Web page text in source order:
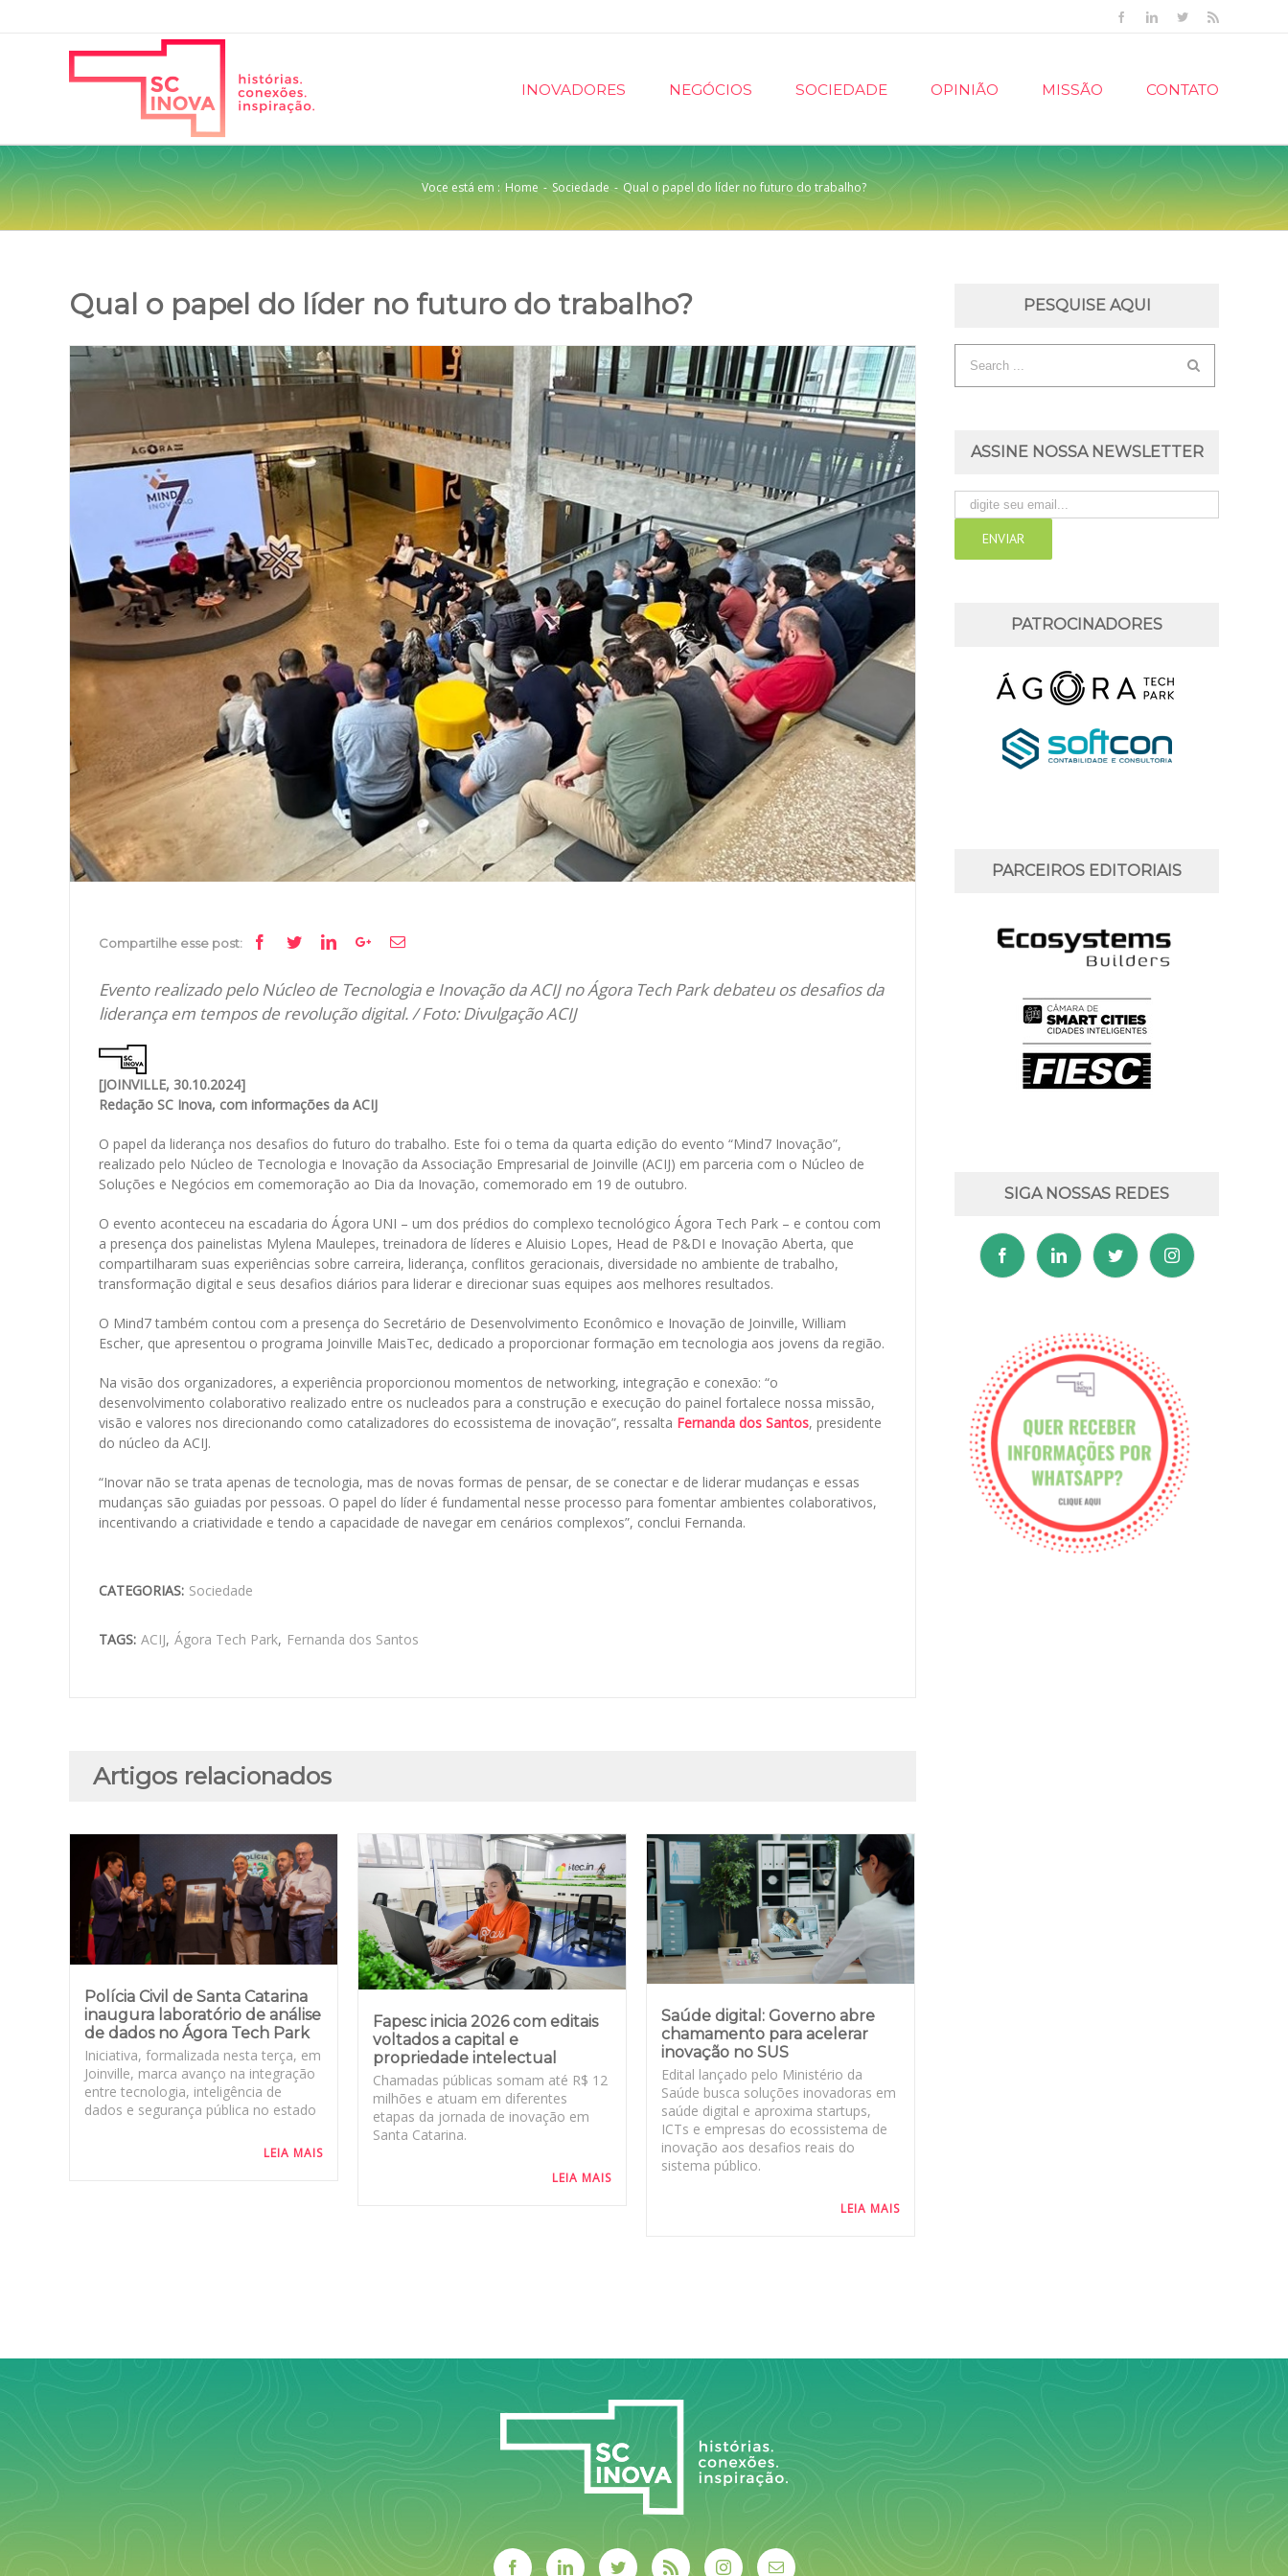
FacebookLinkedinTwitter
INOVADORES NEGÓCIOS SOCIEDADE OPINIÃO MISSÃO CONTATO
Voce está em : Home - Sociedade - Qual o papel do líder no futuro do trabalho?
Qual o papel do líder no futuro do trabalho?
View
Larger
Image
Compartilhe esse post: Facebook
TwitterLinkedinGoogle+Email
Evento realizado pelo Núcleo de Tecnologia e Inovação da ACIJ no Ágora Tech Park debateu os desafios da
liderança em tempos de revolução digital. / Foto: Divulgação ACIJ
[JOINVILLE, 30.10.2024]
Redação SC Inova, com informações da ACIJ
O papel da liderança nos desafios do futuro do trabalho. Este foi o tema da quarta edição do evento “Mind7 Inovação”,
realizado pelo Núcleo de Tecnologia e Inovação da Associação Empresarial de Joinville (ACIJ) em parceria com o Núcleo de
Soluções e Negócios em comemoração ao Dia da Inovação, comemorado em 19 de outubro.
O evento aconteceu na escadaria do Ágora UNI – um dos prédios do complexo tecnológico Ágora Tech Park – e contou com
a presença dos painelistas Mylena Maulepes, treinadora de líderes e Aluisio Lopes, Head de P&DI e Inovação Aberta, que
compartilharam suas experiências sobre carreira, liderança, conflitos geracionais, diversidade no ambiente de trabalho,
transformação digital e seus desafios diários para liderar e direcionar suas equipes aos melhores resultados.
O Mind7 também contou com a presença do Secretário de Desenvolvimento Econômico e Inovação de Joinville, William
Escher, que apresentou o programa Joinville MaisTec, dedicado a proporcionar formação em tecnologia aos jovens da região.
Na visão dos organizadores, a experiência proporcionou momentos de networking, integração e conexão: “o
desenvolvimento colaborativo realizado entre os nucleados para a construção e execução do painel fortalece nossa missão,
visão e valores nos direcionando como catalizadores do ecossistema de inovação”, ressalta Fernanda dos Santos, presidente
do núcleo da ACIJ.
“Inovar não se trata apenas de tecnologia, mas de novas formas de pensar, de se conectar e de liderar mudanças e essas
mudanças são guiadas por pessoas. O papel do líder é fundamental nesse processo para fomentar ambientes colaborativos,
incentivando a criatividade e tendo a capacidade de navegar em cenários complexos”, conclui Fernanda.
CATEGORIAS: Sociedade
TAGS: ACIJ, Ágora Tech Park, Fernanda dos Santos
PESQUISE AQUI
ASSINE NOSSA NEWSLETTER
PATROCINADORES
PARCEIROS EDITORIAIS
SIGA NOSSAS REDES
Artigos relacionados
Polícia Civil de Santa Catarina
inaugura laboratório de análise
de dados no Ágora Tech Park
Iniciativa, formalizada nesta terça, em
Joinville, marca avanço na integração
entre tecnologia, inteligência de
dados e segurança pública no estado
LEIA MAIS
Fapesc inicia 2026 com editais
voltados a capital e
propriedade intelectual
Chamadas públicas somam até R$ 12
milhões e atuam em diferentes
etapas da jornada de inovação em
Santa Catarina.
LEIA MAIS
Saúde digital: Governo abre
chamamento para acelerar
inovação no SUS
Edital lançado pelo Ministério da
Saúde busca soluções inovadoras em
saúde digital e aproxima startups,
ICTs e empresas do ecossistema de
inovação aos desafios reais do
sistema público.
LEIA MAIS